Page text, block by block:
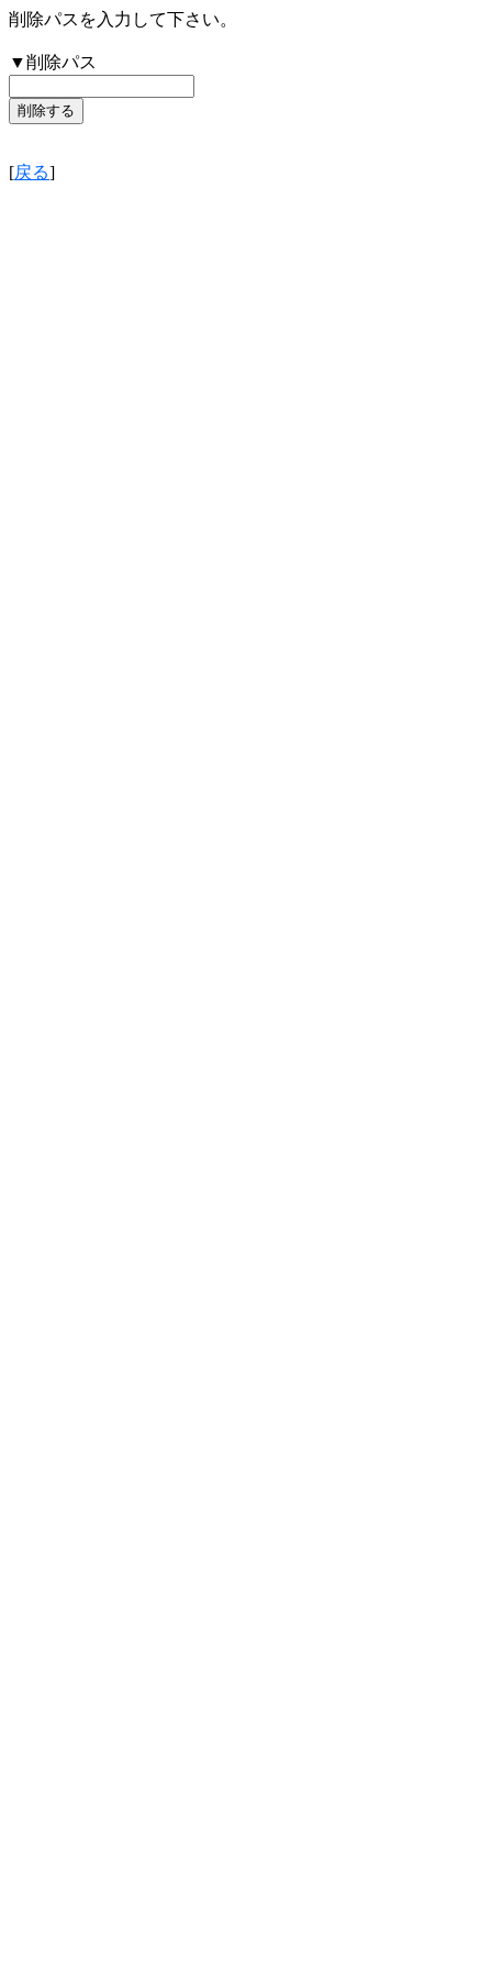
削除パスを入力して下さい。
▼削除パス
[戻る]